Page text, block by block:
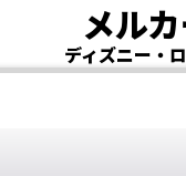
メル
ディズニー・